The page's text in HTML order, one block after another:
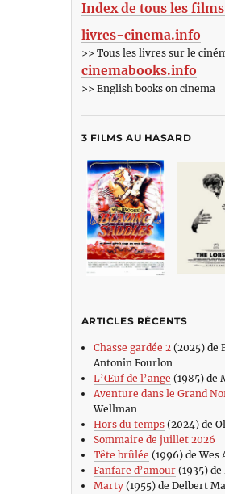
Index de tous les
livres-cinema.info
>> Tous les livres sur le
cinemabooks.info
>> English books on cinema
3 FILMS AU HASARD
ARTICLES RÉCENTS
Chasse gardée 2(2025) de
Antonin Fourlon
L’Œuf de l’ange (1985) de
Aventure dans le Grand
Wellman
Hors du temps(2024) de
Sommaire de juillet 2026
Tête brûlée (1996) de Wes
Fanfare d’amour(1935) de
Marty(1955) de Delbert